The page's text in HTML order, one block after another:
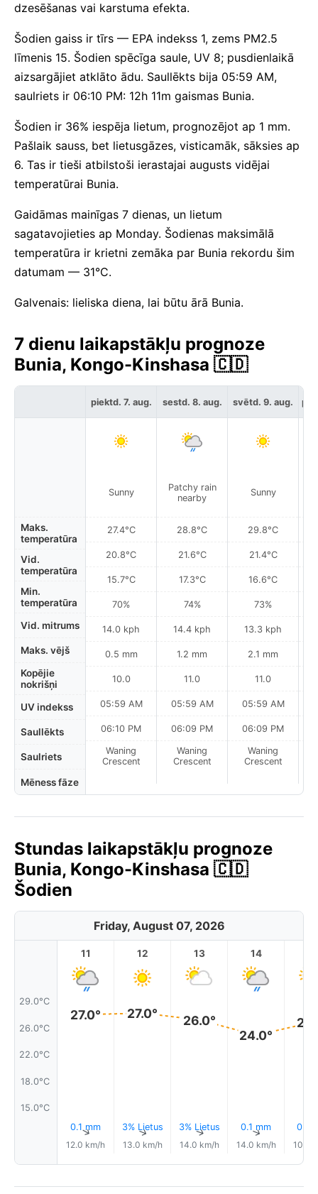
dzesēšanas vai karstuma efekta.
Šodien gaiss ir tīrs — EPA indekss 1, zems PM2.5
līmenis 15. Šodien spēcīga saule, UV 8; pusdienlaikā
aizsargājiet atklāto ādu. Saullēkts bija 05:59 AM,
saulriets ir 06:10 PM: 12h 11m gaismas Bunia.
Šodien ir 36% iespēja lietum, prognozējot ap 1 mm.
Pašlaik sauss, bet lietusgāzes, visticamāk, sāksies ap
6. Tas ir tieši atbilstoši ierastajai augusts vidējai
temperatūrai Bunia.
Gaidāmas mainīgas 7 dienas, un lietum
sagatavojieties ap Monday. Šodienas maksimālā
temperatūra ir krietni zemāka par Bunia rekordu šim
datumam — 31°C.
Galvenais: lieliska diena, lai būtu ārā Bunia.
7 dienu laikapstākļu prognoze
Bunia, Kongo-Kinshasa 🇨🇩
Maks.
temperatūra
Vid.
temperatūra
Min.
temperatūra
Vid. mitrums
Maks. vējš
Kopējie
nokrišņi
UV indekss
Saullēkts
Saulriets
Mēness fāze
piektd. 7. aug.
Sunny
27.4°C
20.8°C
15.7°C
70%
14.0 kph
0.5 mm
10.0
05:59 AM
06:10 PM
Waning
Crescent
sestd. 8. aug.
Patchy rain
nearby
28.8°C
21.6°C
17.3°C
74%
14.4 kph
1.2 mm
11.0
05:59 AM
06:09 PM
Waning
Crescent
svētd. 9. aug.
Sunny
29.8°C
21.4°C
16.6°C
73%
13.3 kph
2.1 mm
11.0
05:59 AM
06:09 PM
Waning
Crescent
Stundas laikapstākļu prognoze
Bunia, Kongo-Kinshasa 🇨🇩
Šodien
Friday, August 07, 2026
29.0°C
26.0°C
22.0°C
18.0°C
15.0°C
11
27.0°
0.1 mm
↑
12.0 km/h
12
27.0°
3% Lietus
↑
13.0 km/h
13
26.0°
3% Lietus
↑
14.0 km/h
14
24.0°
0.1 mm
↑
14.0 km/h
0.0
10.0